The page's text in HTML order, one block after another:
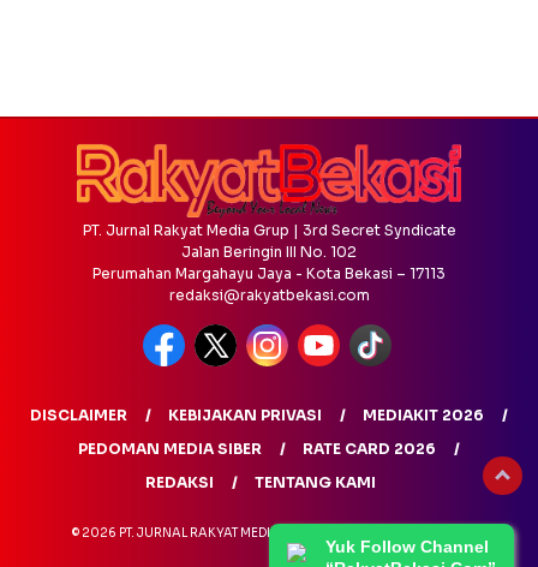
Yuk Follow Channel
PT. Jurnal Rakyat Media Grup | 3rd Secret Syndicate
Jalan Beringin III No. 102
Perumahan Margahayu Jaya - Kota Bekasi – 17113
redaksi@rakyatbekasi.com
DISCLAIMER KEBIJAKAN PRIVASI
MEDIAKIT 2026
PEDOMAN MEDIA SIBER
RATE CARD 2026
REDAKSI
TENTANG KAMI
© 2026 PT. JURNAL RAKYAT MEDIA GRUP - ALL RIGHTS RESERVED